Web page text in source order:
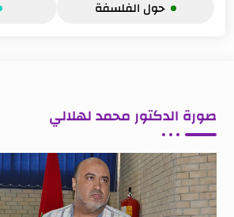
حول الفلسفة
صورة الدكتور محمد لهلالي